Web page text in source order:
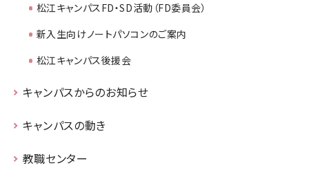
松江キャンパスFD・SD活動（FD委員会）
新入生向けノートパソコンのご案内
松江キャンパス後援会
キャンパスからのお知らせ
キャンパスの動き
教職センター